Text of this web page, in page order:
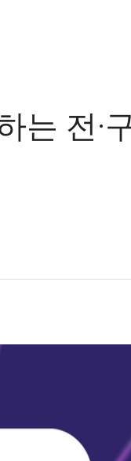
는 전·